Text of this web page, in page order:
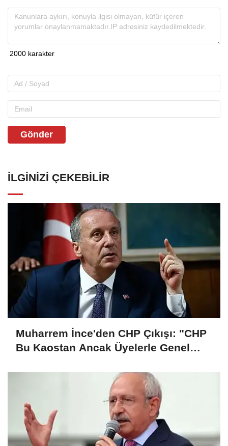
Gönder
İLGINIZI ÇEKEBILIR
Muharrem İnce'den CHP Çıkışı: "CHP
Bu Kaostan Ancak Üyelerle Genel